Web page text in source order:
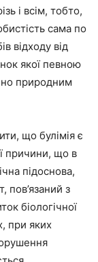
і всім, тобто,
сама по
відходу від
якої певною
природним
що булімія є
причини, що в
підоснова,
пов’язаний з
біологічної
при яких